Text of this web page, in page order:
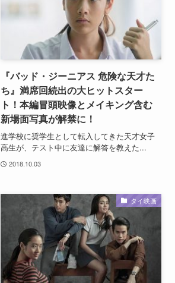
『バッド・ジーニアス 危険な天才た
ち』満席回続出の大ヒットスター
ト！本編冒頭映像とメイキング含む
新場面写真が解禁に！
進学校に奨学生として転入してきた天才女子
高生が、テスト中に友達に解答を教えた...
2018.10.03
タイ映画